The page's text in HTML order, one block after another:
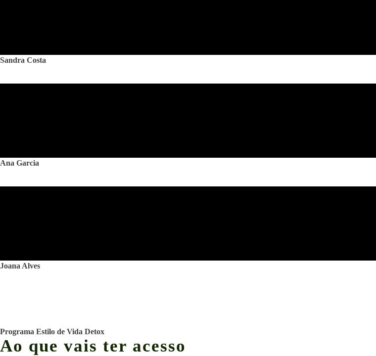
Sandra Costa
Ana Garcia
Joana Alves
Programa Estilo de Vida Detox
Ao que vais ter acesso